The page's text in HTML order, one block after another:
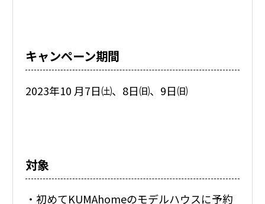
キャンペーン期間
2023年10 月7日㈯、8日㈰、9日㈰
対象
・初めてKUMAhomeのモデルハウスに予約